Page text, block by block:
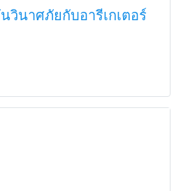
วินาศภัยกับอารีเกเตอร์